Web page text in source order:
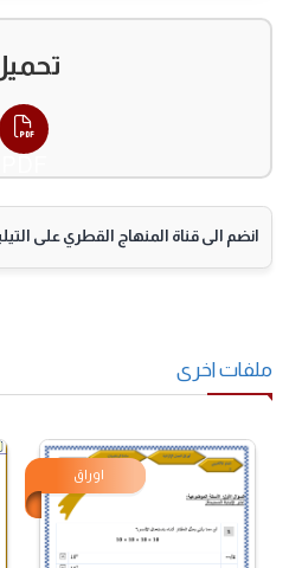
تحميل
PDF
اخرى